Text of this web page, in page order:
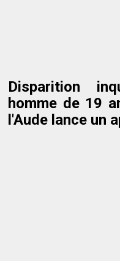
Disparition
homme de 19
l'Aude lance un